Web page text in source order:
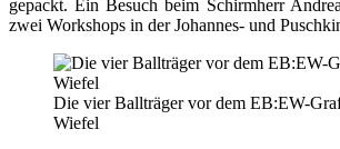
gepackt. Ein Besuch beim Schirmherr
zwei Workshops in der Johannes- und
Die vier Ballträger vor dem EB:EW-
Wiefel